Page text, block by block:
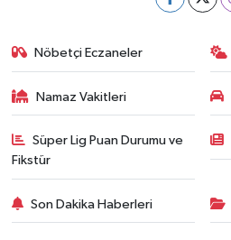
Nöbetçi Eczaneler
Namaz Vakitleri
Süper Lig Puan Durumu ve
Fikstür
Son Dakika Haberleri